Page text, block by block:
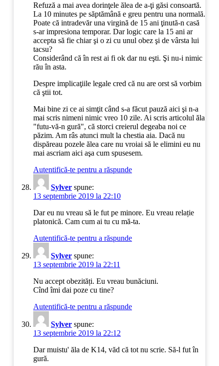
Refuză a mai avea dorinţele ălea de a-ţi găsi consoartă.
La 10 minutes pe săptămână e greu pentru una normală.
Poate că intradevăr una virgină de 15 ani ţinută-n casă
s-ar impresiona temporar. Dar logic care la 15 ani ar
accepta să fie chiar şi o zi cu unul obez şi de vârsta lui
tacsu?
Considerând că în rest ai fi ok dar nu eşti. Şi nu-i nimic
rău în asta.
Despre implicaţiile legale cred că nu are orst să vorbim
că ştii tot.
Mai bine zi ce ai simţit când s-a făcut pauză aici şi n-a
mai scris nimeni nimic vreo 10 zile. Ai scris articolul ăla
"futu-vă-n gură", că storci creierul degeaba noi ce
păzim. Am râs atunci mult la chestia aia. Dacă nu
dispăreau pozele ălea care nu vroiai să le elimini eu nu
mai ascriam aici aşa cum spusesem.
Autentifică-te pentru a răspunde
Sylver spune:
13 septembrie 2019 la 22:10
Dar eu nu vreau să le fut pe minore. Eu vreau relație
platonică. Cam cum ai tu cu mă-ta.
Autentifică-te pentru a răspunde
Sylver spune:
13 septembrie 2019 la 22:11
Nu accept obezități. Eu vreau bunăciuni.
Cînd îmi dai poze cu tine?
Autentifică-te pentru a răspunde
Sylver spune:
13 septembrie 2019 la 22:12
Dar muistu' ăla de K14, văd că tot nu scrie. Să-l fut în
gură.